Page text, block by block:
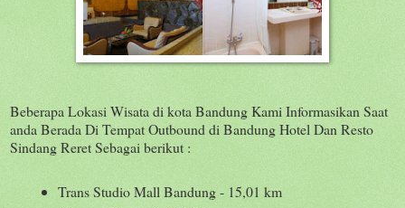
Beberapa Lokasi Wisata di kota Bandung Kami Informasikan Saat
anda Berada Di Tempat Outbound di Bandung Hotel Dan Resto
Sindang Reret Sebagai berikut :
Trans Studio Mall Bandung - 15,01 km